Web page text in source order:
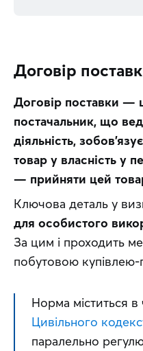
Договір
Договір поставки —
постачальник, що
діяльність,
товар у власність у
— прийняти цей
Ключова деталь у
для особистого
За цим і проходить
побутовою
Норма міститься в
Цивільного
паралельно